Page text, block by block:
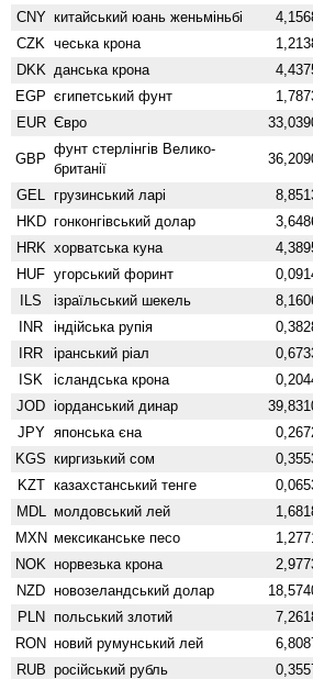
CNY китайський юань женьмiньбi
CZK чеська крона
DKK данська крона
EGP єгипетський фунт
EUR Євро
GBP
фунт стерлінгів Велико­
британії
GEL грузинський ларі
HKD гонконгівський долар
HRK хорватська куна
HUF угорський форинт
ILS ізраїльський шекель
INR індійська рупія
IRR іранський ріал
ISK ісландська крона
JOD іорданський динар
JPY японська єна
KGS киргизький сом
KZT казахстанський тенге
MDL молдовський лей
MXN мексиканське песо
NOK норвезька крона
NZD ново­зеландський долар
PLN польський злотий
RON новий румунський лей
RUB російський рубль